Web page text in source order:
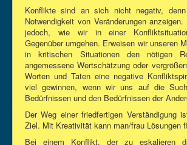
Konflikte sind an sich nicht negativ,
Notwendigkeit von Veränderungen
jedoch, wie wir in einer
Gegenüber umgehen. Erweisen wir unseren
in kritischen Situationen den nötigen
angemessene Wertschätzung oder
Worten und Taten eine negative
viel gewinnen, wenn wir uns auf die
Bedürfnissen und den Bedürfnissen der
Der Weg einer friedfertigen Verständigung
Ziel. Mit Kreativität kann man/frau Lösungen
Bei einem Konflikt, der zu eskalieren